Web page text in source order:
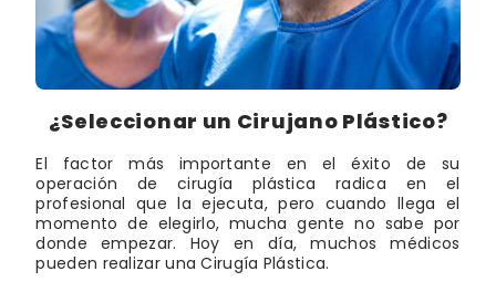
¿Seleccionar un Cirujano Plástico?
El factor más importante en el éxito de su
operación de cirugía plástica radica en el
profesional que la ejecuta, pero cuando llega el
momento de elegirlo, mucha gente no sabe por
donde empezar. Hoy en día, muchos médicos
pueden realizar una Cirugía Plástica.